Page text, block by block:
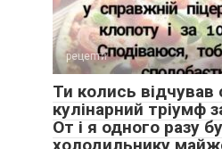
рецепти
Ти колись відчував
кулінарний тріумф
От і я одного разу
холодильнику